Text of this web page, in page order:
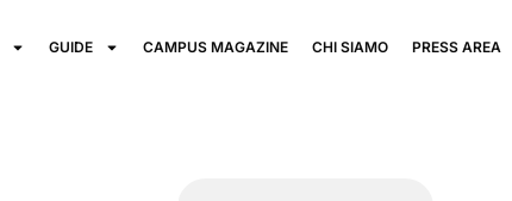
GUIDE CAMPUS MAGAZINE CHI SIAMO PRESS AREA